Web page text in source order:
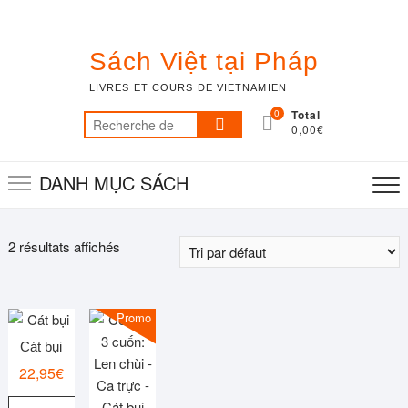
Sách Việt tại Pháp
LIVRES ET COURS DE VIETNAMIEN
Recherche
pour :
0 Total
0,00€
DANH MỤC SÁCH
2 résultats affichés
Cát bụi
22,95€
Promo !